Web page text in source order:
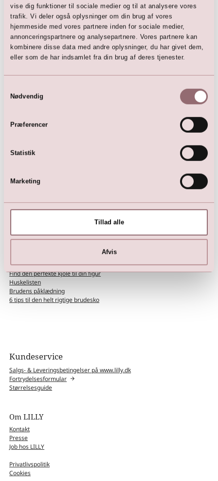
vise dig funktioner til sociale medier og til at analysere vores
trafik. Vi deler også oplysninger om din brug af vores
hjemmeside med vores partnere inden for sociale medier,
annonceringspartnere og analysepartnere. Vores partnere kan
kombinere disse data med andre oplysninger, du har givet dem,
eller som de har indsamlet fra din brug af deres tjenester.
Nødvendig
Præferencer
Statistik
Marketing
Tillad alle
Afvis
Tilmeld dig vores nyhedsbrev
Social Media
@lillybrudekjoler
(Facebook|Instagram)
(Facebook|Instagram|TikTok)
Lilly App
Brudepigekjoler
Kommunionkjoler
Blogs
Rådhusbryllup ?
Find den perfekte kjole til din figur
Huskelisten
Brudens påklædning
6 tips til den helt rigtige brudesko
Kundeservice
Salgs- & Leveringsbetingelser på www.lilly.dk
Fortrydelsesformular
Størrelsesguide
Om LILLY
Kontakt
Presse
Job hos LILLY
Privatlivspolitik
Cookies